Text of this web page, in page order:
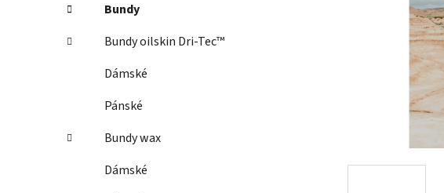
r
a
a
o
r
i
Bundy
Bundy oilskin Dri-Tec™
Dámské
Pánské
Bundy wax
Dámské